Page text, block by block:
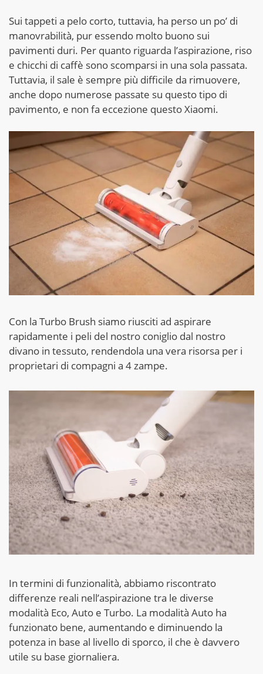
Sui tappeti a pelo corto, tuttavia, ha perso un po’ di
manovrabilità, pur essendo molto buono sui
pavimenti duri. Per quanto riguarda l’aspirazione, riso
e chicchi di caffè sono scomparsi in una sola passata.
Tuttavia, il sale è sempre più difficile da rimuovere,
anche dopo numerose passate su questo tipo di
pavimento, e non fa eccezione questo Xiaomi.
Con la Turbo Brush siamo riusciti ad aspirare
rapidamente i peli del nostro coniglio dal nostro
divano in tessuto, rendendola una vera risorsa per i
proprietari di compagni a 4 zampe.
In termini di funzionalità, abbiamo riscontrato
differenze reali nell’aspirazione tra le diverse
modalità Eco, Auto e Turbo. La modalità Auto ha
funzionato bene, aumentando e diminuendo la
potenza in base al livello di sporco, il che è davvero
utile su base giornaliera.